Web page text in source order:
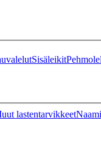
Sisäleikit
lastentarvikkeet